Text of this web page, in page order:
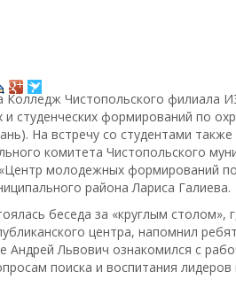
Колледж Чистопольского филиала
студенческих формирований по
На встречу со студентами
комитета Чистопольского
молодежных формирований
района Лариса Галиева.
беседа за «круглым столом»,
центра, напомнил
Андрей Львович ознакомился с
поиска и воспитания